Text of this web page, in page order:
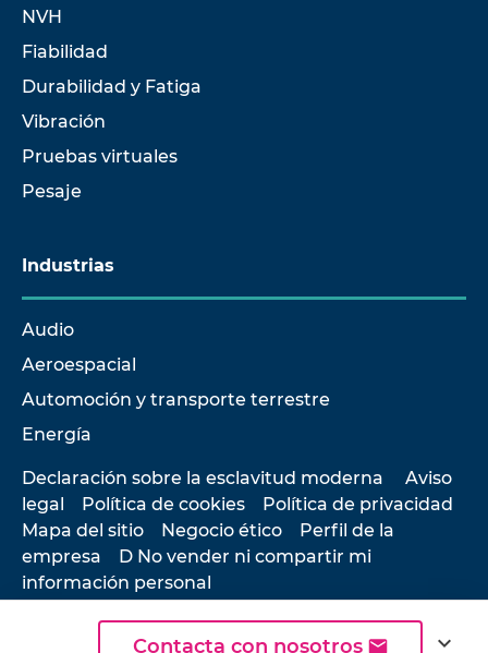
Contacta con nosotros expand_more
NVH
Fiabilidad
Durabilidad y Fatiga
Vibración
Pruebas virtuales
Pesaje
Industrias
Audio
Aeroespacial
Automoción y transporte terrestre
Energía
Declaración sobre la esclavitud moderna
Aviso
legal
Política de cookies
Política de privacidad
Mapa del sitio
Negocio ético
Perfil de la
empresa
D No vender ni compartir mi
información personal